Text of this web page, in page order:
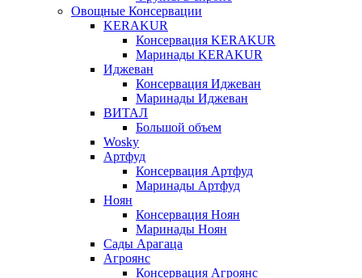
Овощные Консервации
KERAKUR
Консервация KERAKUR
Маринады KERAKUR
Иджеван
Консервация Иджеван
Маринады Иджеван
ВИТАЛ
Большой объем
Wosky
Артфуд
Консервация Артфуд
Маринады Артфуд
Ноян
Консервация Ноян
Маринады Ноян
Сады Арагаца
Агроянс
Консервация Агроянс